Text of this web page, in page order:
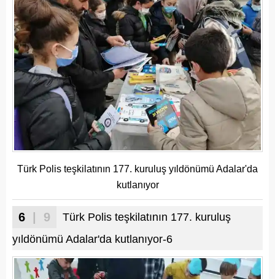
Türk Polis teşkilatının 177. kuruluş yıldönümü Adalar'da
kutlanıyor
6 | 9
Türk Polis teşkilatının 177. kuruluş
yıldönümü Adalar'da kutlanıyor-6